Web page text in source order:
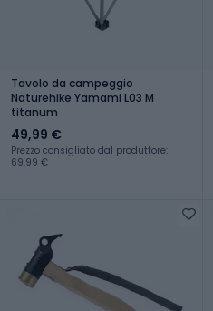
Tavolo da campeggio
Naturehike Yamami L03 M
titanum
49,99 €
Prezzo consigliato dal produttore:
69,99 €